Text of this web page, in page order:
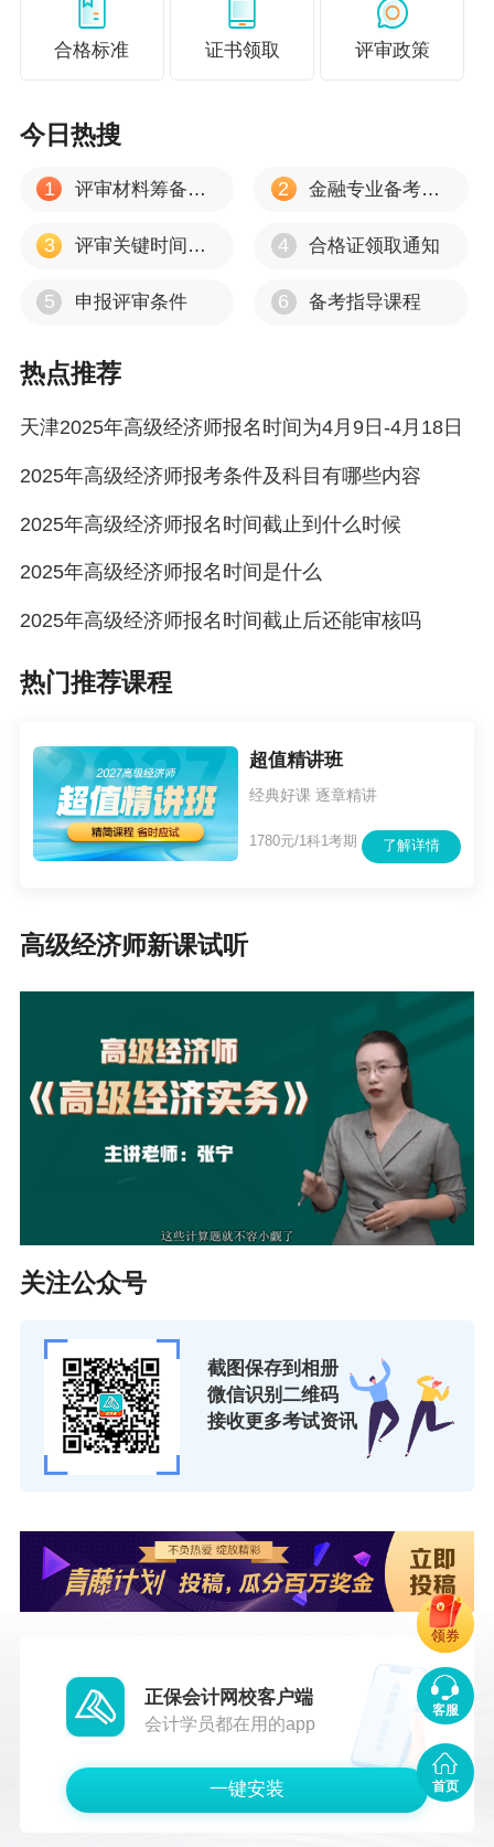
（二）取得房地产估价师、咨询工程师（投
资）、土地登记代理人、房地产经纪人、银行业
术资格；取得资产评估师、税务师职业资格等相
关职业资格，可根据《经济专业人员职称评价基
中级经济专业技术资格，并可作为报名参加高一
级经济专业技术资格考试的条件。
获得的知识产权领域相关职称，可作为申报经济
（二）报名步骤
1.注册信息，在线核查
册，完善个人信息，在线核查身份、学历（学
位）信息（原则上24小时内返回核查结果），提
交注册信息24小时后可登录报名服务平台报名。
过在线自动核验，报考人员应在报名前及时登录
中国高等教育学生信息网（学信网）进行验证/认
证，下载相关PDF格式在线验证/认证报告，并在
报名期间按要求上传相关验证/认证报告，接受人
工核查，具体操作方式参见中国人事考试网（htt
p://www.cpta.com.cn）考生问答栏目内容。
报考人员应提前安排好验证/认证事宜，以免影响
得学历学位验证/认证报告，应临时上传PDF格式
的学历学位电子文件继续完成报名，事后补充提
交本人学历学位验证/认证报告。
2.网上填报，诚信承诺
主选择是否采用告知承诺制方式办理相关事项。
如选择采用告知承诺制方式，在线核查结果返回
后，报考人员须本人根据实际情况填写报名信息
并对填报信息的真实、准确、完整、有效以及本
人符合考试报名条件作出承诺，接受考试组织机
构的核查，承担不实承诺的后果；报考人员本人
采用电子方式签署告知承诺书（电子文本），一
经提交具有法律效力，不允许代为承诺。未选择
合格标准 证书领取 评审政策
今日热搜
1 评审材料筹备注意事项 2 金融专业备考心得
3 评审关键时间节点 4 合格证领取通知
5 申报评审条件 6 备考指导课程
热点推荐
天津2025年高级经济师报名时间为4月9日-4月18日
2025年高级经济师报考条件及科目有哪些内容
2025年高级经济师报名时间截止到什么时候
2025年高级经济师报名时间是什么
2025年高级经济师报名时间截止后还能审核吗
热门推荐课程
超值精讲班
经典好课 逐章精讲
了解详情
1780元/1科1考期
高级经济师新课试听
关注公众号
截图保存到相册
微信识别二维码
接收更多考试资讯
正保会计网校客户端
会计学员都在用的app
一键安装
客服
首页
领券